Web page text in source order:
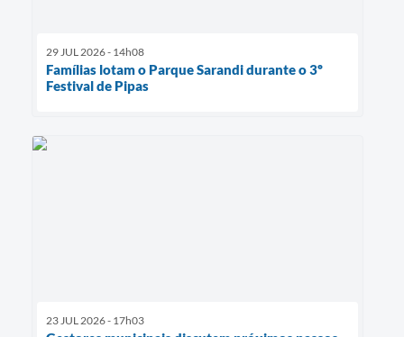
29 JUL 2026 - 14h08
Famílias lotam o Parque Sarandi durante o 3º
Festival de Pipas
23 JUL 2026 - 17h03